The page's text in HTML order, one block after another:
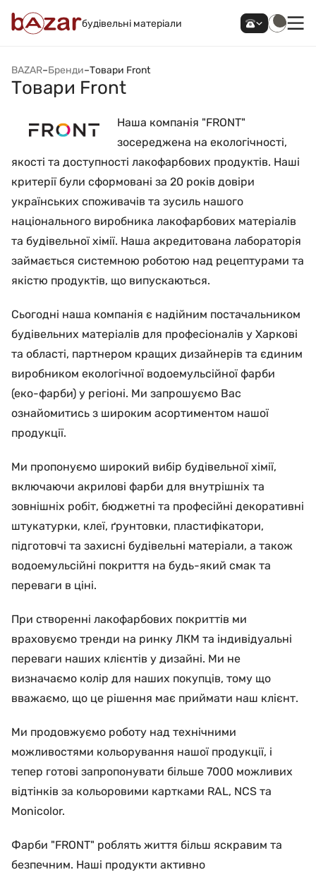
будівельні матеріали
BAZAR–Бренди–Товари Front
Товари Front
Наша компанія "FRONT"
зосереджена на екологічності,
якості та доступності лакофарбових продуктів. Наші
критерії були сформовані за 20 років довіри
українських споживачів та зусиль нашого
національного виробника лакофарбових матеріалів
та будівельної хімії. Наша акредитована лабораторія
займається системною роботою над рецептурами та
якістю продуктів, що випускаються.
Сьогодні наша компанія є надійним постачальником
будівельних матеріалів для професіоналів у Харкові
та області, партнером кращих дизайнерів та єдиним
виробником екологічної водоемульсійної фарби
(еко-фарби) у регіоні. Ми запрошуємо Вас
ознайомитись з широким асортиментом нашої
продукції.
Ми пропонуємо широкий вибір будівельної хімії,
включаючи акрилові фарби для внутрішніх та
зовнішніх робіт, бюджетні та професійні декоративні
штукатурки, клеї, ґрунтовки, пластифікатори,
підготовчі та захисні будівельні матеріали, а також
водоемульсійні покриття на будь-який смак та
переваги в ціні.
При створенні лакофарбових покриттів ми
враховуємо тренди на ринку ЛКМ та індивідуальні
переваги наших клієнтів у дизайні. Ми не
визначаємо колір для наших покупців, тому що
вважаємо, що це рішення має приймати наш клієнт.
Ми продовжуємо роботу над технічними
можливостями кольорування нашої продукції, і
тепер готові запропонувати більше 7000 можливих
відтінків за кольоровими картками RAL, NCS та
Monicolor.
Фарби "FRONT" роблять життя більш яскравим та
безпечним. Наші продукти активно